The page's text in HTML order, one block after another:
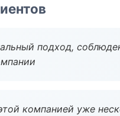
подход,
компанией уже